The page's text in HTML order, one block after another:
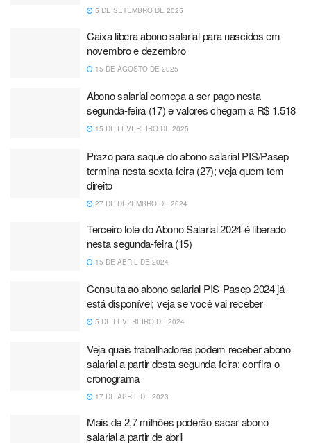
5 DE SETEMBRO DE 2025
Caixa libera abono salarial para nascidos em
novembro e dezembro
15 DE AGOSTO DE 2025
Abono salarial começa a ser pago nesta
segunda-feira (17) e valores chegam a R$ 1.518
15 DE FEVEREIRO DE 2025
Prazo para saque do abono salarial PIS/Pasep
termina nesta sexta-feira (27); veja quem tem
direito
27 DE DEZEMBRO DE 2024
Terceiro lote do Abono Salarial 2024 é liberado
nesta segunda-feira (15)
15 DE ABRIL DE 2024
Consulta ao abono salarial PIS-Pasep 2024 já
está disponível; veja se você vai receber
5 DE FEVEREIRO DE 2024
Veja quais trabalhadores podem receber abono
salarial a partir desta segunda-feira; confira o
cronograma
17 DE ABRIL DE 2023
Mais de 2,7 milhões poderão sacar abono
salarial a partir de abril